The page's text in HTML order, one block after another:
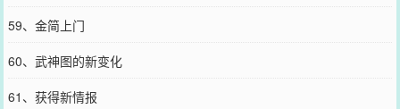
59、金简上门
60、武神图的新变化
61、获得新情报